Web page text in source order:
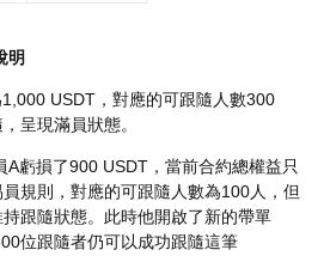
明
USDT，對應的可跟隨人數300
呈現滿員狀態。
A虧損了900 USDT，當前合約總權益只
規則，對應的可跟隨人數為100人，但
跟隨狀態。此時他開啟了新的帶單
位跟隨者仍可以成功跟隨這筆